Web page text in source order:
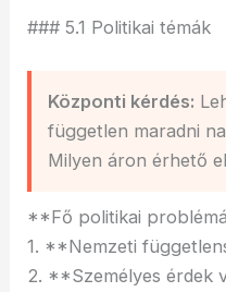
### 5.1 Politikai témák
Központi kérdés:
független maradni
Milyen áron érhető
**Fő politikai
1. **Nemzeti
2. **Személyes érdek